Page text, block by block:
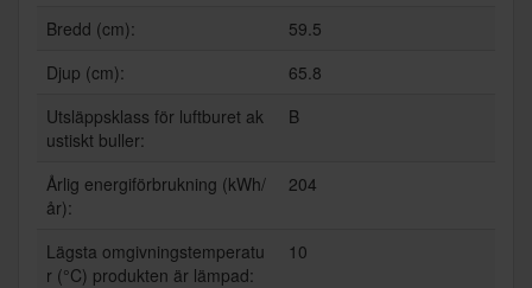
Bredd (cm):
59.5
Djup (cm):
65.8
Utsläppsklass för luftburet ak
ustiskt buller:
B
Årlig energiförbrukning (kWh/
år):
204
Lägsta omgivningstemperatu
r (°C) produkten är lämpad:
10